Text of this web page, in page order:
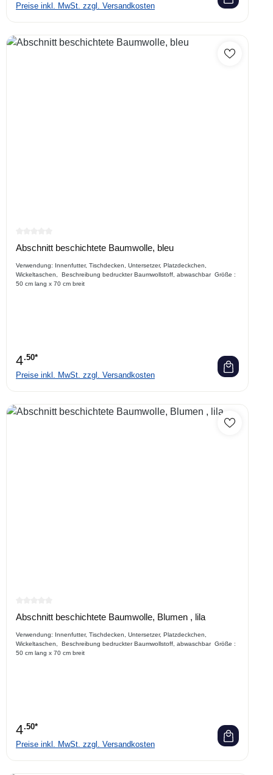
Preise inkl. MwSt. zzgl. Versandkosten
Durchschnittliche Bewertung von 0 von 5 Sternen
Abschnitt beschichtete Baumwolle, bleu
Verwendung: Innenfutter, Tischdecken, Untersetzer, Platzdeckchen,
Wickeltaschen, Beschreibung bedruckter Baumwollstoff, abwaschbar Größe :
50 cm lang x 70 cm breit
4.50*
Preise inkl. MwSt. zzgl. Versandkosten
Durchschnittliche Bewertung von 0 von 5 Sternen
Abschnitt beschichtete Baumwolle, Blumen , lila
Verwendung: Innenfutter, Tischdecken, Untersetzer, Platzdeckchen,
Wickeltaschen, Beschreibung bedruckter Baumwollstoff, abwaschbar Größe :
50 cm lang x 70 cm breit
4.50*
Preise inkl. MwSt. zzgl. Versandkosten